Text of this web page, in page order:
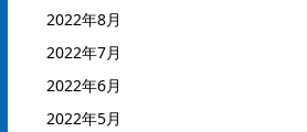
2022年8月
2022年7月
2022年6月
2022年5月